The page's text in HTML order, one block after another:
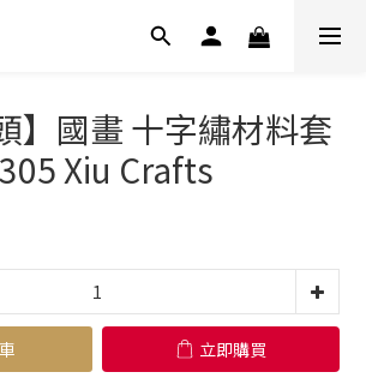
】國畫 十字繡材料套
Xiu Crafts
立即購買